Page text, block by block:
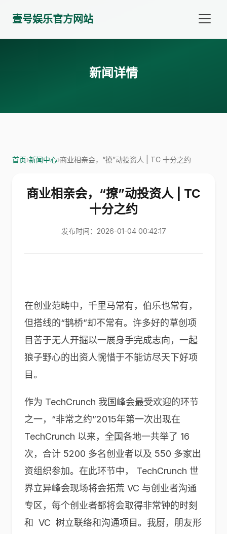
壹号娱乐官方网站
新闻详情
首页›新闻中心›商业相亲会，“撩”动投资人 | TC 十分之约
商业相亲会，“撩”动投资人 | TC
十分之约
发布时间：2026-01-04 00:42:17
在创业范畴中，千里马常有，伯乐也常有，
但搭线的“鹊桥”却不常有。许多好的草创项
目苦于无人开掘以一展身手完成志向，一起
狼子野心的出资人惋惜于不能访尽天下好项
目。
作为 TechCrunch 我国峰会最受欢迎的环节
之一，“非常之约”2015年第一次出现在
TechCrunch 以来，全国各地一共举了 16
次，合计 5200 多名创业者以及 550 多家出
资组织参加。在此环节中， TechCrunch 世
界立异峰会现场将会拓荒 VC 与创业者沟通
专区，每个创业者都将会取得非常钟的时刻
和 VC 树立联络和沟通项目。我厨，朋友形